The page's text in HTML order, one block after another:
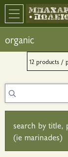
Search bar input
organic
search by title,
(ie marinades)